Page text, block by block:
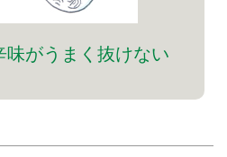
味がうまく抜けない